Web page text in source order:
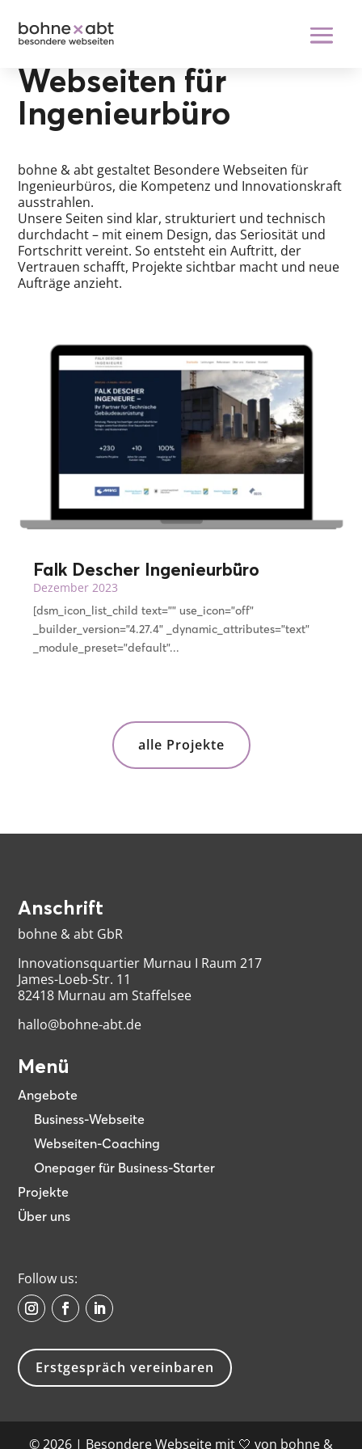
Webseiten für
Ingenieurbüro
bohne & abt gestaltet Besondere Webseiten für
Ingenieurbüros, die Kompetenz und Innovationskraft
ausstrahlen.
Unsere Seiten sind klar, strukturiert und technisch
durchdacht – mit einem Design, das Seriosität und
Fortschritt vereint. So entsteht ein Auftritt, der
Vertrauen schafft, Projekte sichtbar macht und neue
Aufträge anzieht.
Falk Descher Ingenieurbüro
Dezember 2023
[dsm_icon_list_child text="" use_icon="off"
_builder_version="4.27.4" _dynamic_attributes="text"
_module_preset="default"...
alle Projekte
Anschrift
bohne & abt GbR
Innovationsquartier Murnau I Raum 217
James-Loeb-Str. 11
82418 Murnau am Staffelsee
hallo@bohne-abt.de
Menü
Angebote
Business-Webseite
Webseiten-Coaching
Onepager für Business-Starter
Projekte
Über uns
Follow us:
Erstgespräch vereinbaren
© 2026 | Besondere Webseite mit 🤍 von bohne &